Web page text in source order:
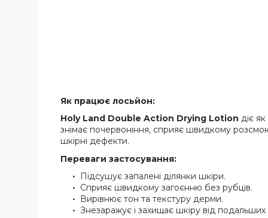
Як працює лосьйон:
Holy Land Double Action Drying Lotion діє
знімає почервоніння, сприяє швидкому
шкірні дефекти.
Переваги застосування:
Підсушує запалені ділянки шкіри.
Сприяє швидкому загоєнню без рубців.
Вирівнює тон та текстуру дерми.
Знезаражує і захищає шкіру від подальших